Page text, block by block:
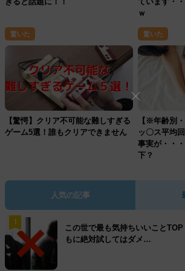
ｗ
驚いた
【驚愕】クリア不可能な難しすぎる
ゲーム5選！誰もクリアできません
驚いた
【※年齢別
ッ〇ス平均
事実が・・
下？
人気の記事
1
この世で最も気持ちいいこと
もに絶対試してはダメ…